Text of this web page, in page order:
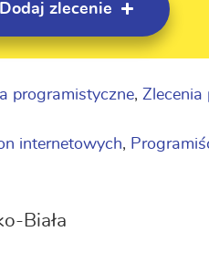
Dodaj zlecenie
programistyczne, Zlecenia
internetowych,
Biała